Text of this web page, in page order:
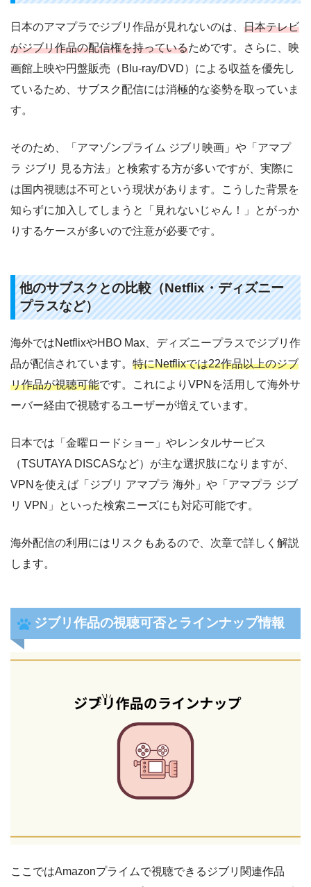
日本のアマプラでジブリ作品が見れないのは、 日本テレビ
がジブリ作品の配信権を持っているためです。さらに、映
画館上映や円盤販売（Blu-ray/DVD）による収益を優先し
ているため、サブスク配信には消極的な姿勢を取っていま
す。
そのため、「アマゾンプライム ジブリ映画」や「アマプ
ラ ジブリ 見る方法」と検索する方が多いですが、実際に
は国内視聴は不可という現状があります。こうした背景を
知らずに加入してしまうと「見れないじゃん！」とがっか
りするケースが多いので注意が必要です。
他のサブスクとの比較（Netflix・ディズニー
プラスなど）
海外ではNetflixやHBO Max、ディズニープラスでジブリ作
品が配信されています。 特にNetflixでは22作品以上のジブ
リ作品が視聴可能です。これによりVPNを活用して海外サ
ーバー経由で視聴するユーザーが増えています。
日本では「金曜ロードショー」やレンタルサービス
（TSUTAYA DISCASなど）が主な選択肢になりますが、
VPNを使えば「ジブリ アマプラ 海外」や「アマプラ ジブ
リ VPN」といった検索ニーズにも対応可能です。
海外配信の利用にはリスクもあるので、次章で詳しく解説
します。
ジブリ作品の視聴可否とラインナップ情報
ここではAmazonプライムで視聴できるジブリ関連作品